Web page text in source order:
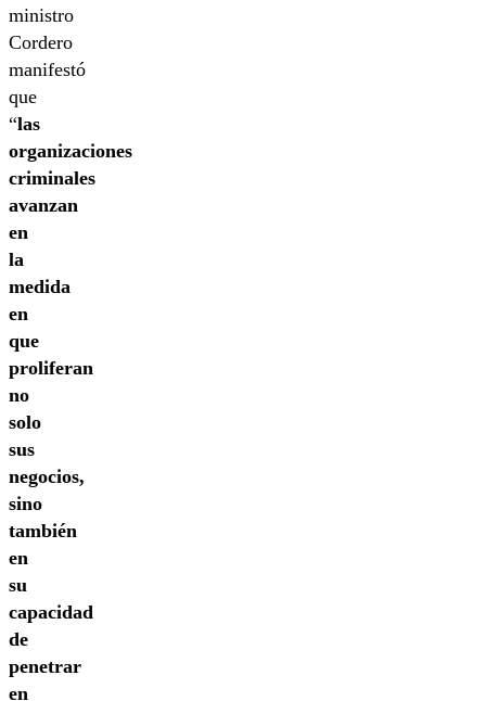
ministro
Cordero
manifestó
que
“las
organizaciones
criminales
avanzan
en
la
medida
en
que
proliferan
no
solo
sus
negocios,
sino
también
en
su
capacidad
de
penetrar
en